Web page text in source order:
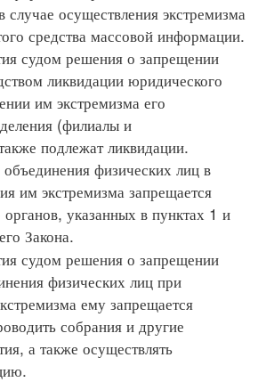
случае осуществления экстремизма
средства массовой информации.
судом решения о запрещении
ликвидации юридического
им экстремизма его
(филиалы и
подлежат ликвидации.
физических лиц в
им экстремизма запрещается
указанных в пунктах 1 и
Закона.
судом решения о запрещении
физических лиц при
ему запрещается
собрания и другие
а также осуществлять